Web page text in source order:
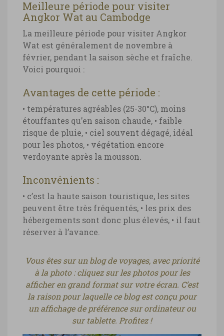
Meilleure période pour visiter
Angkor Wat au Cambodge
La meilleure période pour visiter Angkor
Wat est généralement de novembre à
février, pendant la saison sèche et fraîche.
Voici pourquoi :
Avantages de cette période :
• températures agréables (25-30°C), moins
étouffantes qu’en saison chaude, • faible
risque de pluie, • ciel souvent dégagé, idéal
pour les photos, • végétation encore
verdoyante après la mousson.
Inconvénients :
• c’est la haute saison touristique, les sites
peuvent être très fréquentés, • les prix des
hébergements sont donc plus élevés, • il faut
réserver à l’avance.
Vous êtes sur un blog de voyages, avec priorité
à la photo : cliquez sur les photos pour les
afficher en grand format sur votre écran. C’est
la raison pour laquelle ce blog est conçu pour
un affichage de préférence sur ordinateur ou
sur tablette. Profitez !